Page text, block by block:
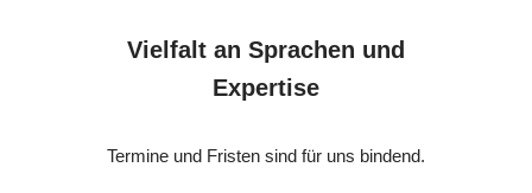
Vielfalt an Sprachen und
Expertise
Termine und Fristen sind für uns bindend.